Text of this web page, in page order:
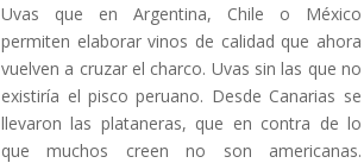
Uvas que en Argentina, Chile o México
permiten elaborar vinos de calidad que ahora
vuelven a cruzar el charco. Uvas sin las que no
existiría el pisco peruano. Desde Canarias se
llevaron las plataneras, que en contra de lo
que muchos creen no son americanas.